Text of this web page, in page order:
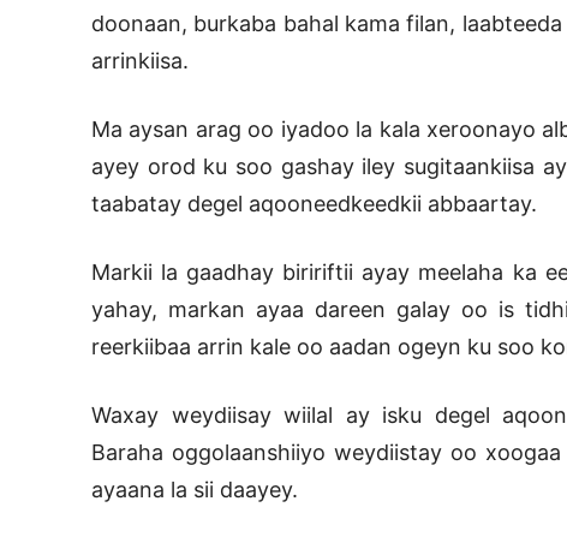
doonaan, burkaba bahal kama filan,
arrinkiisa.
Ma aysan arag oo iyadoo la kala xeroonayo
ayey orod ku soo gashay iley sugitaankiisa
taabatay degel aqooneedkeedkii abbaartay.
Markii la gaadhay biririftii ayay meelaha ka
yahay, markan ayaa dareen galay oo is
reerkiibaa arrin kale oo aadan ogeyn ku soo
Waxay weydiisay wiilal ay isku degel
Baraha oggolaanshiiyo weydiistay oo
ayaana la sii daayey.